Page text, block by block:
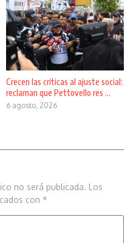
Crecen las críticas al ajuste social:
reclaman que Pettovello res ...
6 agosto, 2026
no será publicada. Los
con *